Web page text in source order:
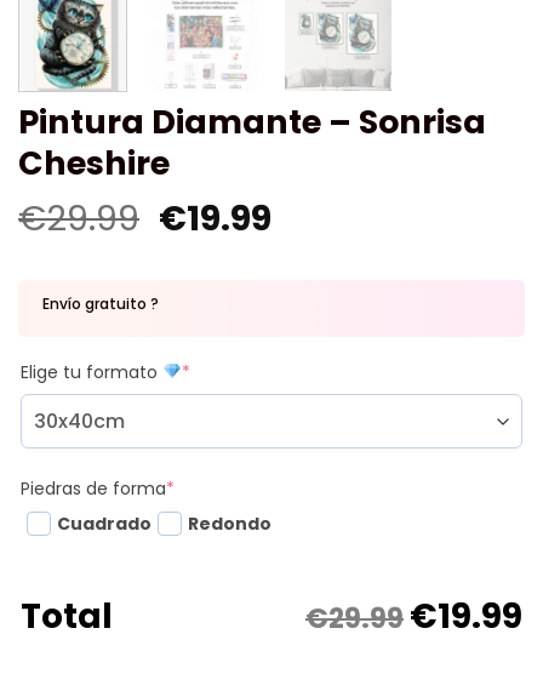
Pintura Diamante – Sonrisa
Cheshire
€29.99 €19.99
Envío gratuito ?
Elige tu formato *
Piedras de forma*
Cuadrado
Redondo
Total €29.99€19.99